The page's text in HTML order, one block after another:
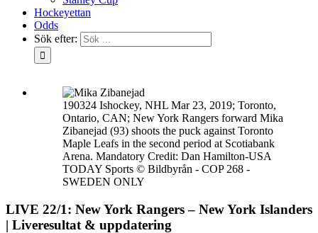
Hockeyettan
Odds
Sök efter:
190324 Ishockey, NHL Mar 23, 2019; Toronto,
Ontario, CAN; New York Rangers forward Mika
Zibanejad (93) shoots the puck against Toronto
Maple Leafs in the second period at Scotiabank
Arena. Mandatory Credit: Dan Hamilton-USA
TODAY Sports © Bildbyrån - COP 268 -
SWEDEN ONLY
LIVE 22/1: New York Rangers – New York Islanders
| Liveresultat & uppdatering